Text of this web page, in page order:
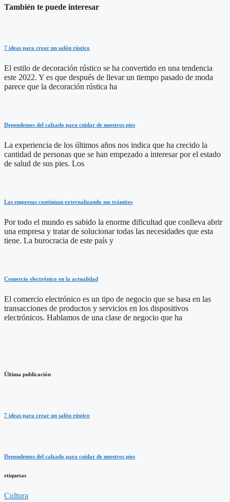
También te puede interesar
7 ideas para crear un salón rústico
El estilo de decoración rústico se ha convertido en una tendencia
este 2022. Y es que después de llevar un tiempo pasado de moda
parece que la decoración rústica ha
Dependemos del calzado para cuidar de nuestros pies
La experiencia de los últimos años nos indica que ha crecido la
cantidad de personas que se han empezado a interesar por el estado
de salud de sus pies. Los
Las empresas continúan externalizando sus trámites
Por todo el mundo es sabido la enorme dificultad que conlleva abrir
una empresa y tratar de solucionar todas las necesidades que esta
tiene. La burocracia de este país y
Comercio electrónico en la actualidad
El comercio electrónico es un tipo de negocio que se basa en las
transacciones de productos y servicios en los dispositivos
electrónicos. Hablamos de una clase de negocio que ha
Última publicación
7 ideas para crear un salón rústico
Dependemos del calzado para cuidar de nuestros pies
etiquetas
Cultura